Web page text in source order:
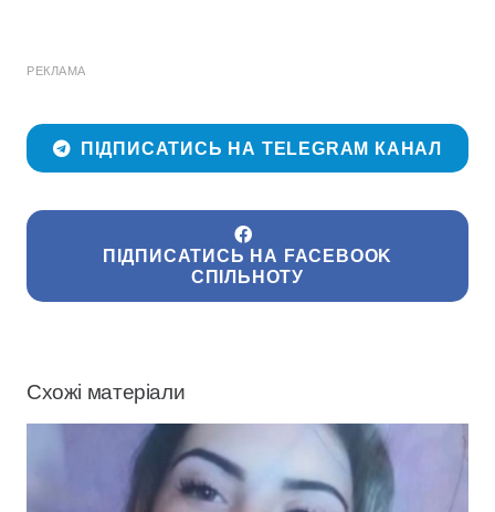
РЕКЛАМА
ПІДПИСАТИСЬ НА TELEGRAM КАНАЛ
ПІДПИСАТИСЬ НА FACEBOOK
СПІЛЬНОТУ
Схожі матеріали